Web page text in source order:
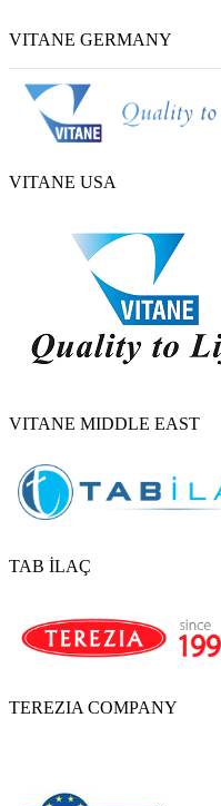
VITANE GERMANY
VITANE USA
VITANE MIDDLE EAST
TAB İLAÇ
TEREZIA COMPANY